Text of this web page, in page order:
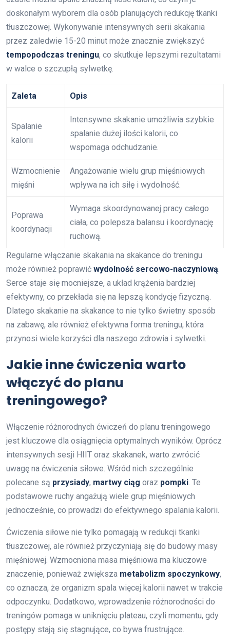
doskonałym wyborem dla osób planujących redukcję tkanki
tłuszczowej. Wykonywanie intensywnych serii skakania
przez zaledwie 15-20 minut może znacznie zwiększyć
tempopodczas treningu, co skutkuje lepszymi rezultatami
w walce o szczupłą sylwetkę.
Zaleta Opis
Spalanie
kalorii
Intensywne skakanie umożliwia szybkie
spalanie dużej ilości kalorii, co
wspomaga odchudzanie.
Wzmocnienie
mięśni
Angażowanie wielu grup mięśniowych
wpływa na ich siłę i wydolność.
Poprawa
koordynacji
Wymaga skoordynowanej pracy całego
ciała, co polepsza balansu i koordynację
ruchową.
Regularne włączanie skakania na skakance do treningu
może również poprawić wydolność sercowo-naczyniową
Serce staje się mocniejsze, a układ krążenia bardziej
efektywny, co przekłada się na lepszą kondycję fizyczną.
Dlatego skakanie na skakance to nie tylko świetny sposób
na zabawę, ale również efektywna forma treningu, która
przynosi wiele korzyści dla naszego zdrowia i sylwetki.
Jakie inne ćwiczenia warto
włączyć do planu
treningowego?
Włączenie różnorodnych ćwiczeń do planu treningowego
jest kluczowe dla osiągnięcia optymalnych wyników. Oprócz
intensywnych sesji HIIT oraz skakanek, warto zwrócić
uwagę na ćwiczenia siłowe. Wśród nich szczególnie
polecane są przysiady, martwy ciąg oraz pompki . Te
podstawowe ruchy angażują wiele grup mięśniowych
jednocześnie, co prowadzi do efektywnego spalania kalorii.
Ćwiczenia siłowe nie tylko pomagają w redukcji tkanki
tłuszczowej, ale również przyczyniają się do budowy masy
mięśniowej. Wzmocniona masa mięśniowa ma kluczowe
znaczenie, ponieważ zwiększa metabolizm spoczynkowy,
co oznacza, że organizm spala więcej kalorii nawet w trakcie
odpoczynku. Dodatkowo, wprowadzenie różnorodności do
treningów pomaga w uniknięciu plateau, czyli momentu, gdy
postępy stają się stagnujące, co bywa frustrujące.